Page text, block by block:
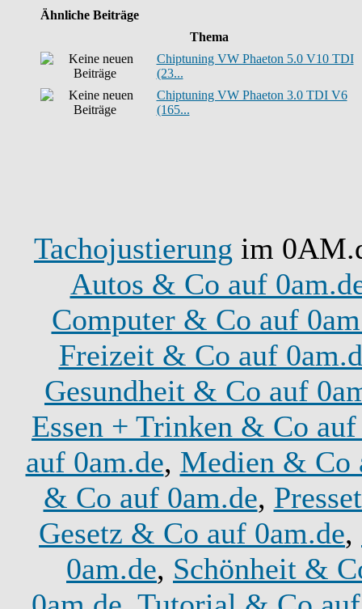
Ähnliche Beiträge
Thema
Chiptuning VW Phaeton 5.0 V10 TDI
(23...
Chiptuning VW Phaeton 3.0 TDI V6
(165...
Tachojustierung im
Autos & Co auf
Computer & Co auf
Freizeit & Co auf
Gesundheit & Co auf
Essen + Trinken & Co auf
auf 0am.de, Medien & Co
& Co auf 0am.de,
Gesetz & Co auf 0am.de,
0am.de, Schönheit &